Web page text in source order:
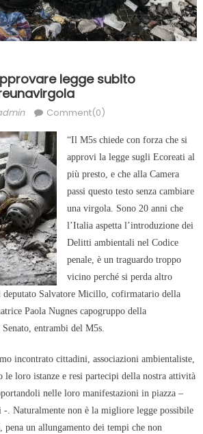
legge subito
Comment(0)
“Il M5s chiede con forza che si
approvi la legge sugli Ecoreati al
più presto, e che alla Camera
passi questo testo senza cambiare
una virgola. Sono 20 anni che
l’Italia aspetta l’introduzione dei
Delitti ambientali nel Codice
penale, è un traguardo troppo
vicino perché si perda altro
deputato Salvatore Micillo, cofirmatario della
Paola Nugnes capogruppo della
entrambi del M5s.
incontrato cittadini, associazioni ambientaliste,
le loro istanze e resi partecipi della nostra attività
nelle loro manifestazioni in piazza –
-. Naturalmente non è la migliore legge possibile
pena un allungamento dei tempi che non